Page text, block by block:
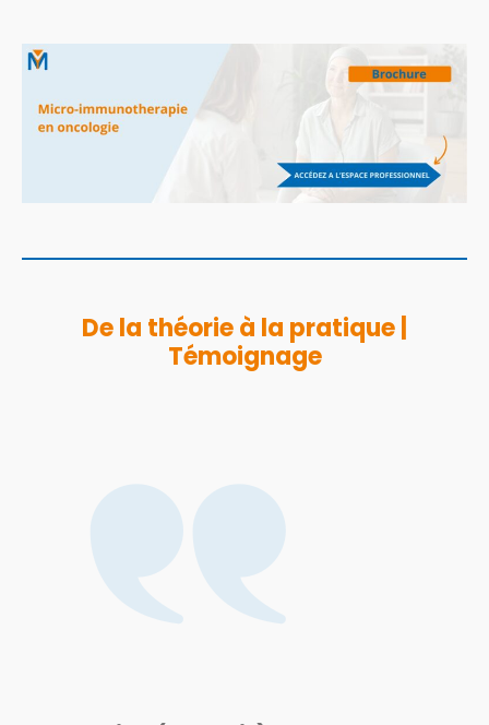
De la théorie à la pratique |
Témoignage